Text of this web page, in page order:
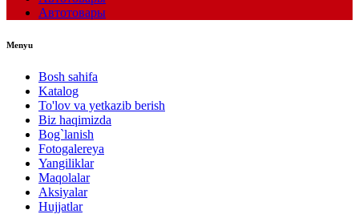
Автотовары
Menyu
Bosh sahifa
Katalog
To'lov va yetkazib berish
Biz haqimizda
Bog`lanish
Fotogalereya
Yangiliklar
Maqolalar
Aksiyalar
Hujjatlar